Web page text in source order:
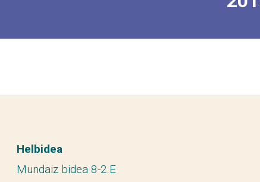
Helbidea
Mundaiz bidea 8-2.E